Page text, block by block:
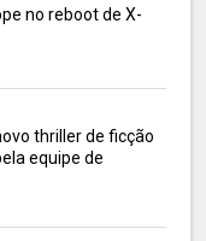
no reboot de X-
thriller de ficção
equipe de